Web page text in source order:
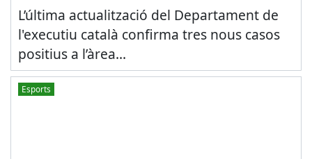
L’última actualització del Departament de
l'executiu català confirma tres nous casos
positius a l’àrea...
Esports